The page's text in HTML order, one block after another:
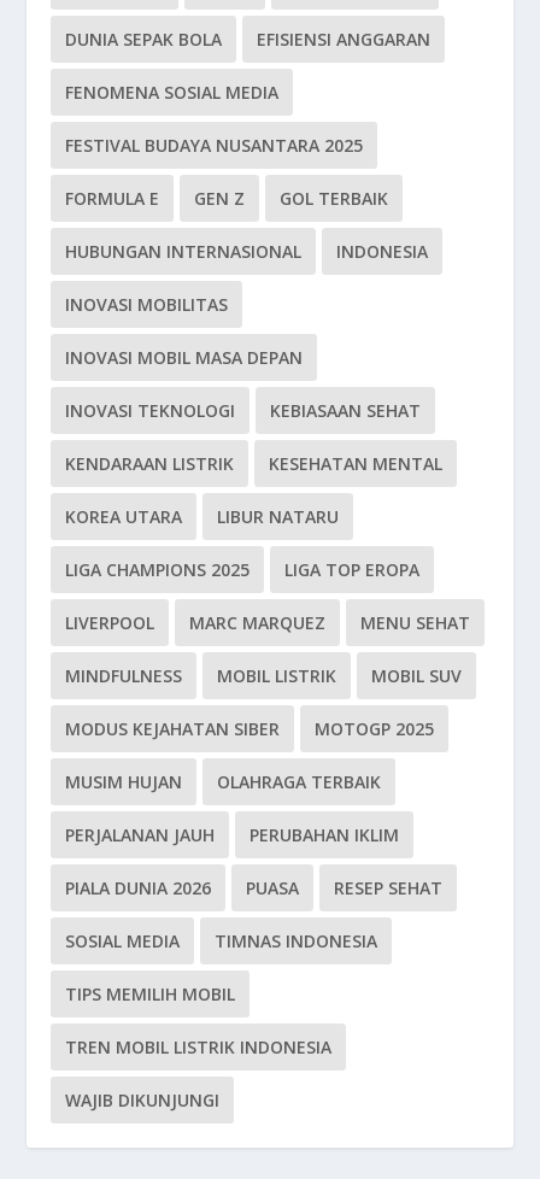
DUNIA SEPAK BOLA EFISIENSI ANGGARAN
FENOMENA SOSIAL MEDIA
FESTIVAL BUDAYA NUSANTARA 2025
FORMULA E GEN Z GOL TERBAIK
HUBUNGAN INTERNASIONAL INDONESIA
INOVASI MOBILITAS
INOVASI MOBIL MASA DEPAN
INOVASI TEKNOLOGI KEBIASAAN SEHAT
KENDARAAN LISTRIK KESEHATAN MENTAL
KOREA UTARA LIBUR NATARU
LIGA CHAMPIONS 2025 LIGA TOP EROPA
LIVERPOOL MARC MARQUEZ MENU SEHAT
MINDFULNESS MOBIL LISTRIK MOBIL SUV
MODUS KEJAHATAN SIBER MOTOGP 2025
MUSIM HUJAN OLAHRAGA TERBAIK
PERJALANAN JAUH PERUBAHAN IKLIM
PIALA DUNIA 2026 PUASA RESEP SEHAT
SOSIAL MEDIA TIMNAS INDONESIA
TIPS MEMILIH MOBIL
TREN MOBIL LISTRIK INDONESIA
WAJIB DIKUNJUNGI